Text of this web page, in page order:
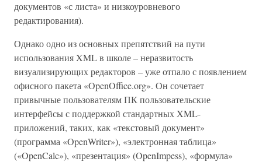
документов «с листа» и низкоуровневого
редактирования).
Однако одно из основных препятствий на пути
использования XML в школе – неразвитость
визуализирующих редакторов – уже отпало с появлением
офисного пакета «OpenOffice.org». Он сочетает
привычные пользователям ПК пользовательские
интерфейсы с поддержкой стандартных XML-
приложений, таких, как «текстовый документ»
(программа «OpenWriter»), «электронная таблица»
(«OpenCalc»), «презентация» (OpenImpess), «формула»